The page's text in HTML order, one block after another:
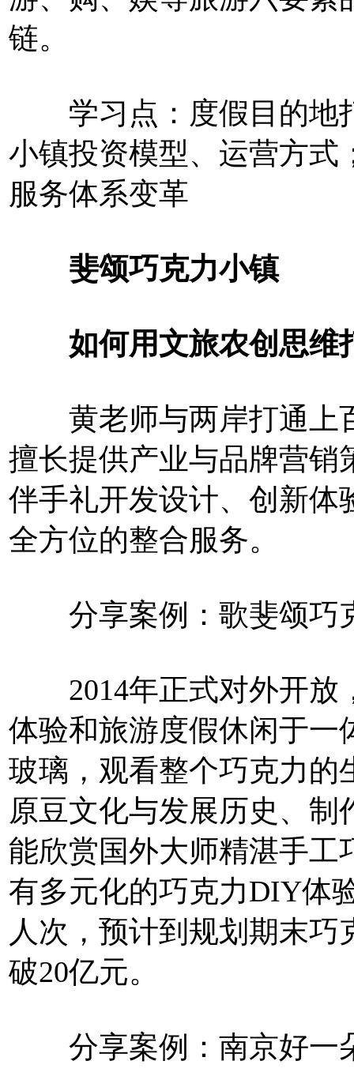
链。
学习点：度假目的地
小镇投资模型、运营方式
服务体系变革
斐颂巧克力小镇
如何用文旅农创思维
黄老师与两岸打通上
擅长提供产业与品牌营销
伴手礼开发设计、创新体
全方位的整合服务。
分享案例：歌斐颂巧
2014年正式对外开放
体验和旅游度假休闲于一
玻璃，观看整个巧克力的
原豆文化与发展历史、
能欣赏国外大师精湛手工
有多元化的巧克力DIY体
人次，预计到规划期末
破20亿元。
分享案例：南京好一